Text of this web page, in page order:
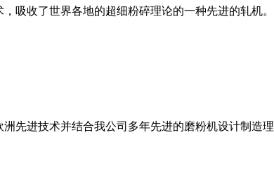
吸收了世界各地的超细粉碎理论的一种先进的轧机
先进技术并结合我公司多年先进的磨粉机设计制造